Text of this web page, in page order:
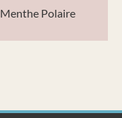
Menthe Polaire